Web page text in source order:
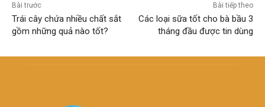
Bài trước
Trái cây chứa nhiều chất sắt
gồm những quả nào tốt?
Bài tiếp theo
Các loại sữa tốt cho bà bầu 3
tháng đầu được tin dùng